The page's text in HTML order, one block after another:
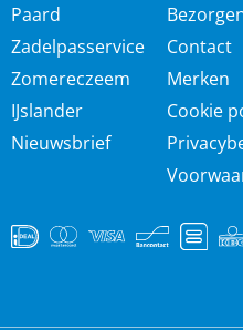
Paard
Zadelpasservice
Zomereczeem
IJslander
Nieuwsbrief
Contact
Merken
Cookie